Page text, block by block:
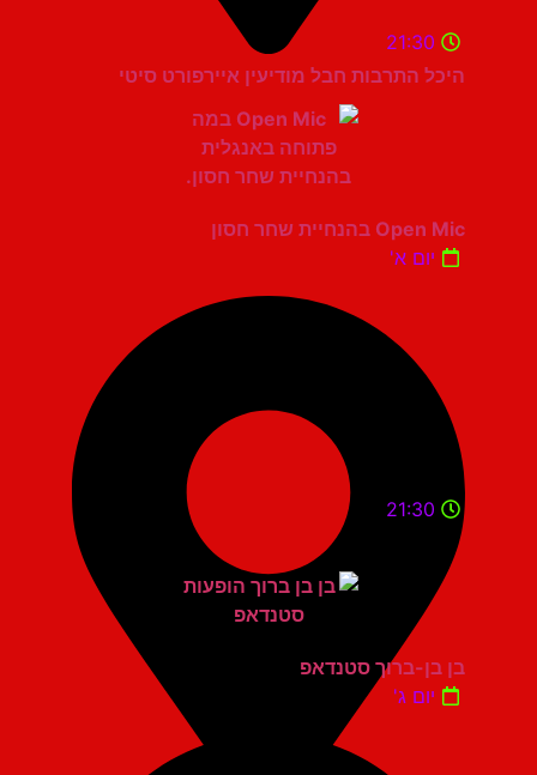
היכל התרבות חבל מודיעין איירפורט סיטי
21:30
Open Mic בהנחיית שחר חסון
יום א'
21:30
בן בן-ברוך סטנדאפ
יום ג'